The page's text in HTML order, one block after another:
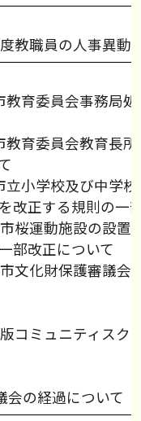
教職員の人事異動
育委員会事務局処
育委員会教育長所
小学校及び中学校
改正する規則の一
桜運動施設の設置
部改正について
文化財保護審議会
コミュニティス
会の経過について